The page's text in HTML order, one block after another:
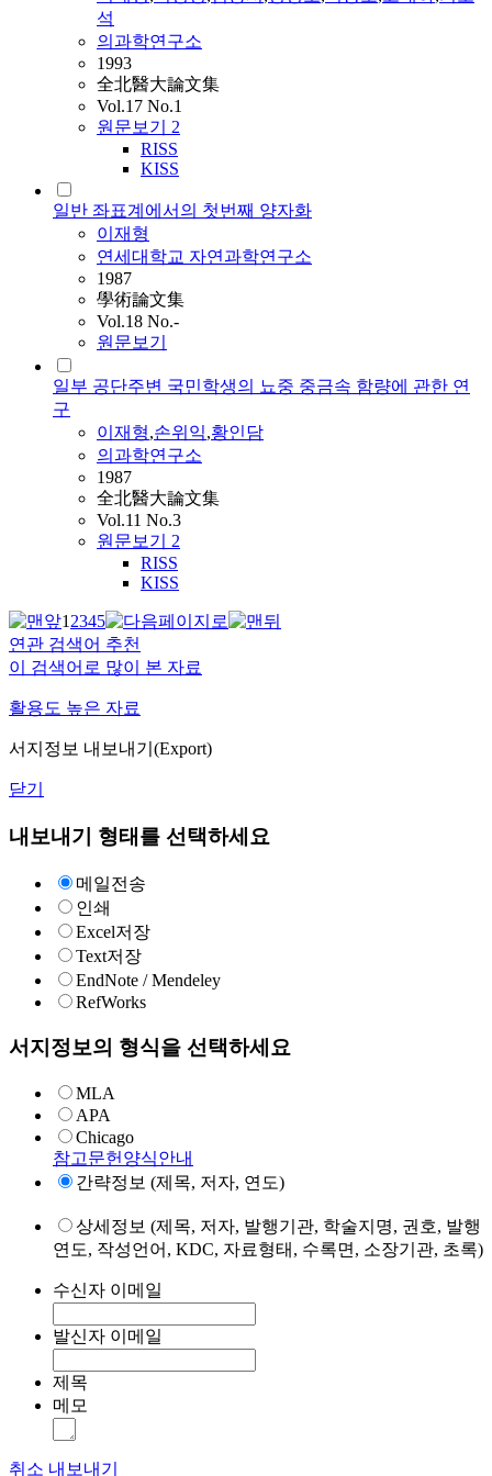
석
의과학연구소
1993
全北醫大論文集
Vol.17 No.1
원문보기 2
RISS
KISS
일반 좌표계에서의 첫번째 양자화
이재형
연세대학교 자연과학연구소
1987
學術論文集
Vol.18 No.-
원문보기
일부 공단주변 국민학생의 뇨중 중금속 함량에 관한 연
구
이재형,손위익,황인담
의과학연구소
1987
全北醫大論文集
Vol.11 No.3
원문보기 2
RISS
KISS
12345
연관 검색어 추천
이 검색어로 많이 본 자료
활용도 높은 자료
서지정보 내보내기(Export)
닫기
내보내기 형태를 선택하세요
메일전송
인쇄
Excel저장
Text저장
EndNote / Mendeley
RefWorks
서지정보의 형식을 선택하세요
MLA
APA
Chicago
참고문헌양식안내
간략정보 (제목, 저자, 연도)
상세정보 (제목, 저자, 발행기관, 학술지명, 권호, 발행
연도, 작성언어, KDC, 자료형태, 수록면, 소장기관, 초록)
수신자 이메일
발신자 이메일
제목
메모
취소 내보내기